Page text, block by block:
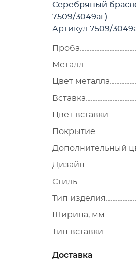
Серебряный
7509/3049аг)
Артикул 7509/
Проба
Металл
Цвет металла
Вставка
Цвет вставки
Покрытие
Дополнительный
Дизайн
Стиль
Тип изделия
Ширина, мм
Тип вставки
Доставка